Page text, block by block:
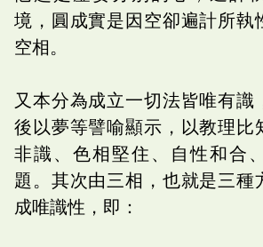
境，圓成實是因空卻遍計所執
空相。
又本分為成立一切法皆唯有識
後以夢等譬喻顯示，以教理比
非識、色相堅住、自性和合
題。其次由三相，也就是三種
成唯識性，即：